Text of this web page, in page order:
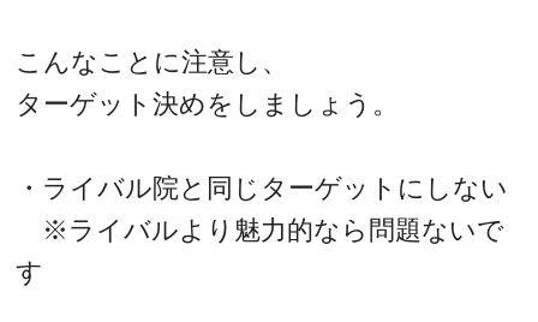
こんなことに注意し、
ターゲット決めをしましょう。
・ライバル院と同じターゲットにしない
※ライバルより魅力的なら問題ないで
す